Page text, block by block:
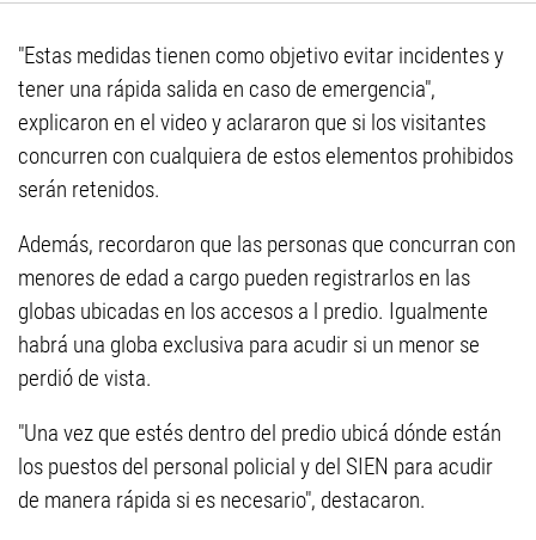
"Estas medidas tienen como objetivo evitar incidentes y
tener una rápida salida en caso de emergencia",
explicaron en el video y aclararon que si los visitantes
concurren con cualquiera de estos elementos prohibidos
serán retenidos.
Además, recordaron que las personas que concurran con
menores de edad a cargo pueden registrarlos en las
globas ubicadas en los accesos a l predio. Igualmente
habrá una globa exclusiva para acudir si un menor se
perdió de vista.
"Una vez que estés dentro del predio ubicá dónde están
los puestos del personal policial y del SIEN para acudir
de manera rápida si es necesario", destacaron.